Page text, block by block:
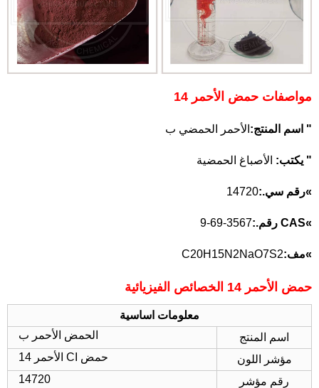
مواصفات حمض الأحمر 14
" اسم المنتج: الأحمر الحمضي ب
" يكتب: الأصباغ الحمضية
»رقم سي.:14720
»CAS رقم.: 3567-69-9
»مف:C20H15N2NaO7S2
حمض الأحمر 14 الخصائص الفيزيائية
معلومات اساسية
اسم المنتج
الحمض الأحمر ب
مؤشر اللون
حمض CI الأحمر 14
رقم مؤشر
14720